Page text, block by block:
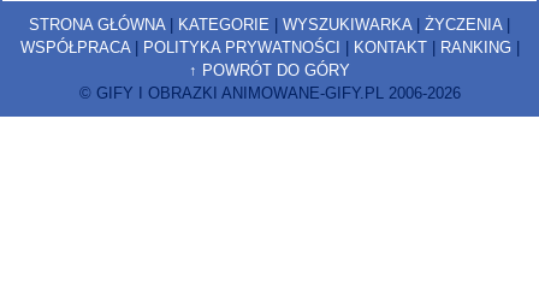
STRONA GŁÓWNA | KATEGORIE | WYSZUKIWARKA | ŻYCZENIA |
WSPÓŁPRACA| POLITYKA PRYWATNOŚCI | KONTAKT| RANKING|
↑ POWRÓT DO GÓRY
© GIFY I OBRAZKI ANIMOWANE-GIFY.PL 2006-2026